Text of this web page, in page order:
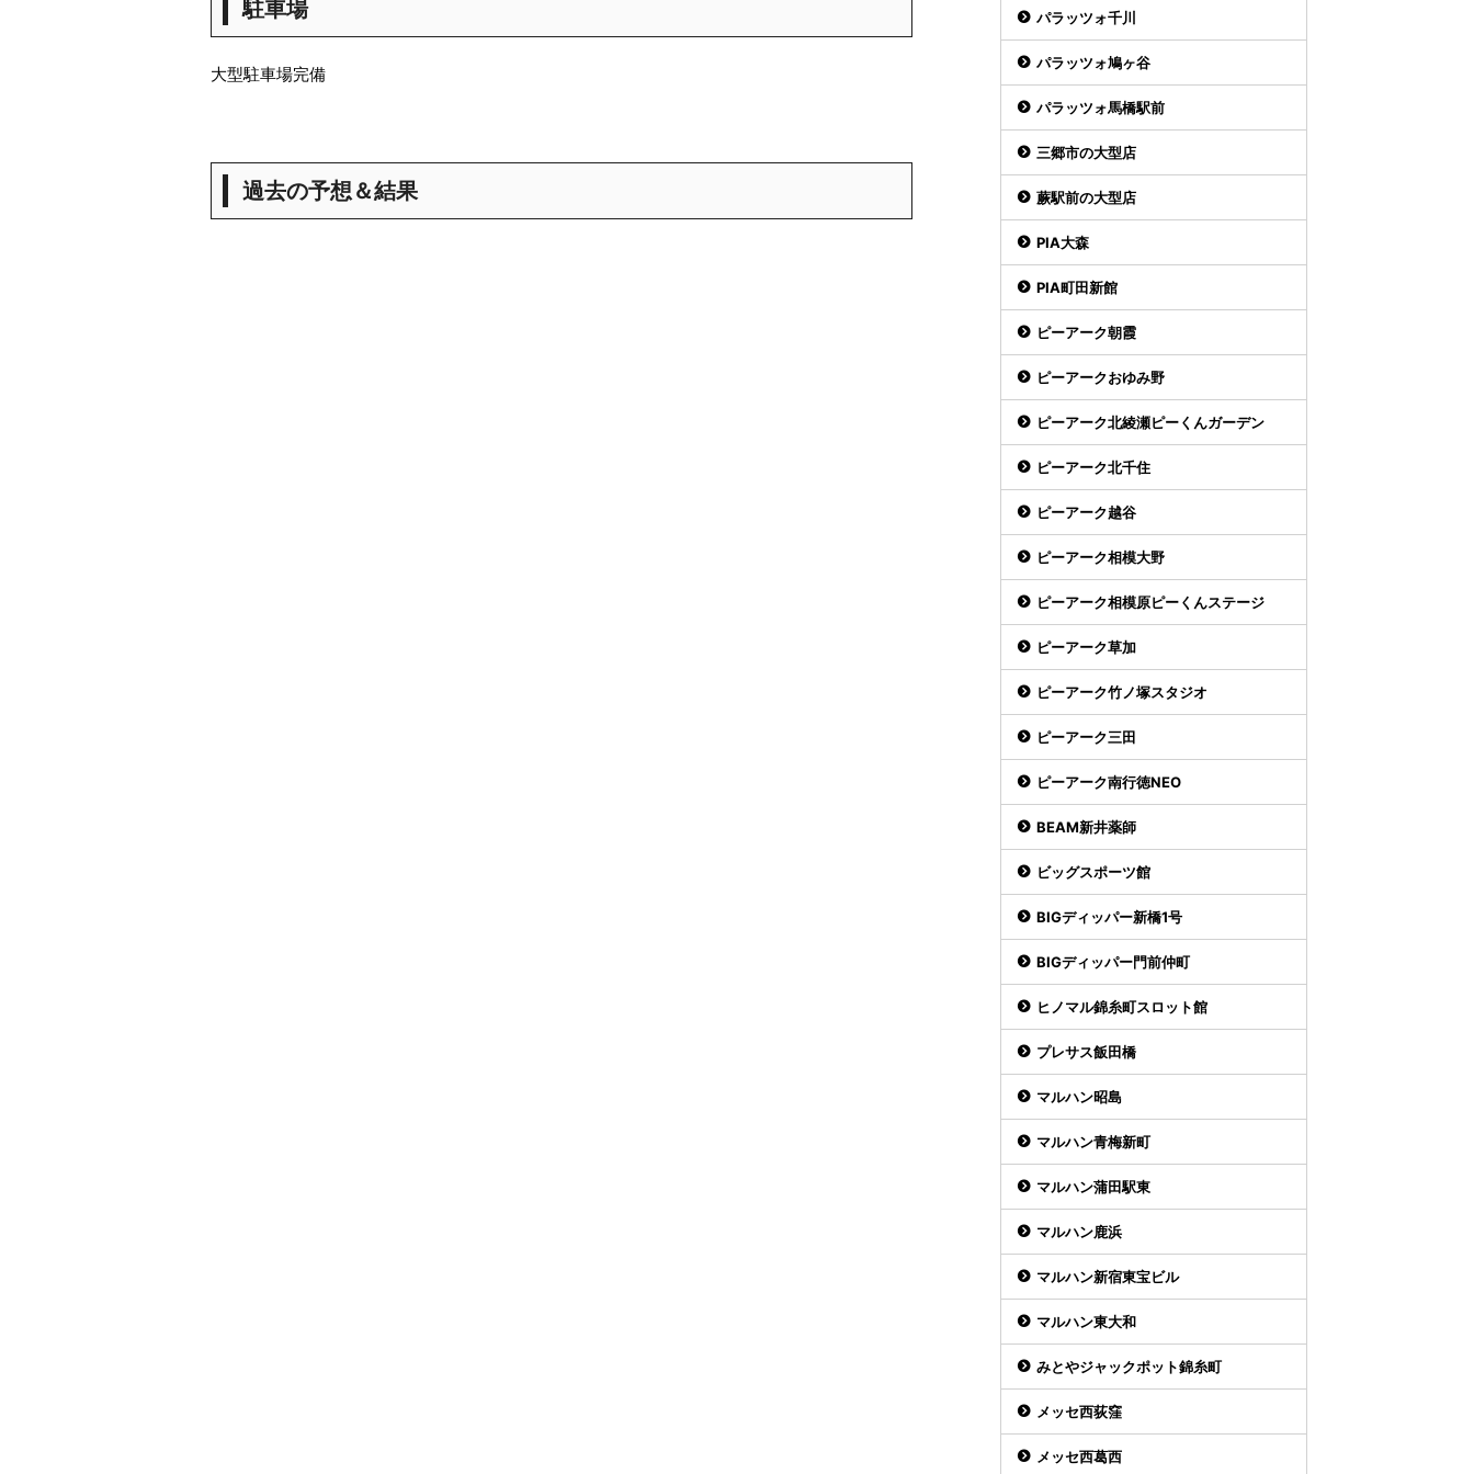
駐車場
大型駐車場完備
過去の予想＆結果
パラッツォ千川
パラッツォ鳩ヶ谷
パラッツォ馬橋駅前
三郷市の大型店
蕨駅前の大型店
PIA大森
PIA町田新館
ピーアーク朝霞
ピーアークおゆみ野
ピーアーク北綾瀬ピーくんガーデン
ピーアーク北千住
ピーアーク越谷
ピーアーク相模大野
ピーアーク相模原ピーくんステージ
ピーアーク草加
ピーアーク竹ノ塚スタジオ
ピーアーク三田
ピーアーク南行徳NEO
BEAM新井薬師
ビッグスポーツ館
BIGディッパー新橋1号
BIGディッパー門前仲町
ヒノマル錦糸町スロット館
プレサス飯田橋
マルハン昭島
マルハン青梅新町
マルハン蒲田駅東
マルハン鹿浜
マルハン新宿東宝ビル
マルハン東大和
みとやジャックポット錦糸町
メッセ西荻窪
メッセ西葛西